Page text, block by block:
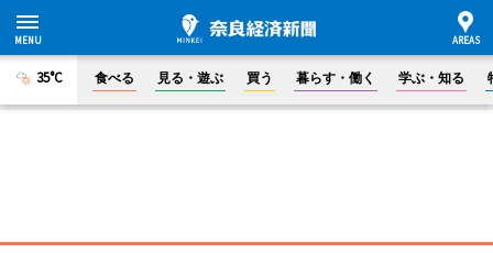
35°C 食べる 見る・遊ぶ 買う 暮らす・働く 学ぶ・知る